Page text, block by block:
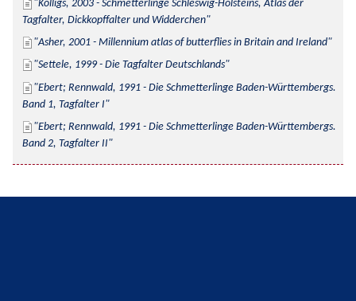
Kolligs, 2003 - Schmetterlinge Schleswig-Holsteins, Atlas der
Tagfalter, Dickkopffalter und Widderchen
Asher, 2001 - Millennium atlas of butterflies in Britain and Ireland
Settele, 1999 - Die Tagfalter Deutschlands
Ebert; Rennwald, 1991 - Die Schmetterlinge Baden-Württembergs.
Band 1, Tagfalter I
Ebert; Rennwald, 1991 - Die Schmetterlinge Baden-Württembergs.
Band 2, Tagfalter II